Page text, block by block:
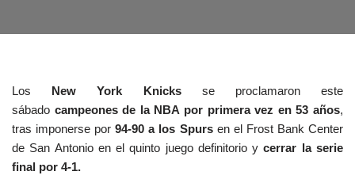
Los New York Knicks se proclamaron este
sábado campeones de la NBA por primera vez en 53 años,
tras imponerse por94-90 a los Spurs en el Frost Bank Center
de San Antonio en el quinto juego definitorio y cerrar la serie
final por 4-1.